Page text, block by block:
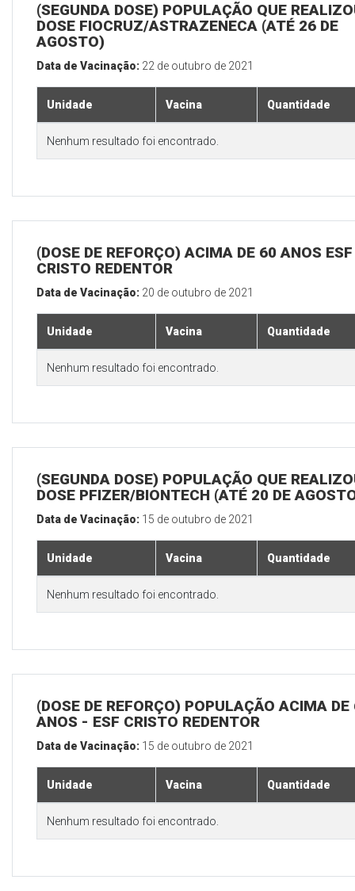
(SEGUNDA DOSE) POPULAÇÃO QUE
DOSE FIOCRUZ/ASTRAZENECA (ATÉ 26 DE
AGOSTO)
Data de Vacinação: 22 de outubro de 2021
Unidade Vacina Quantidade
Nenhum resultado foi encontrado.
(DOSE DE REFORÇO) ACIMA DE 60 ANOS ESF
CRISTO REDENTOR
Data de Vacinação: 20 de outubro de 2021
Unidade Vacina Quantidade
Nenhum resultado foi encontrado.
(SEGUNDA DOSE) POPULAÇÃO QUE
DOSE PFIZER/BIONTECH (ATÉ 20 DE
Data de Vacinação: 15 de outubro de 2021
Unidade Vacina Quantidade
Nenhum resultado foi encontrado.
(DOSE DE REFORÇO) POPULAÇÃO ACIMA DE
ANOS - ESF CRISTO REDENTOR
Data de Vacinação: 15 de outubro de 2021
Unidade Vacina Quantidade
Nenhum resultado foi encontrado.